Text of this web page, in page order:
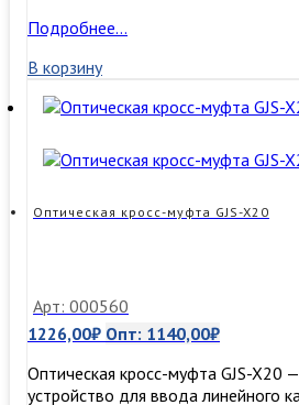
Оптическая
муфта
GJS-
X24,
сплиттерный
до
Подробнее…
В корзину
Оптическая кросс-муфта GJS-X20
Арт: 000560
1226,00₽ Опт: 1140,00₽
Оптическая кросс-муфта GJS-X20
устройство для ввода линейного